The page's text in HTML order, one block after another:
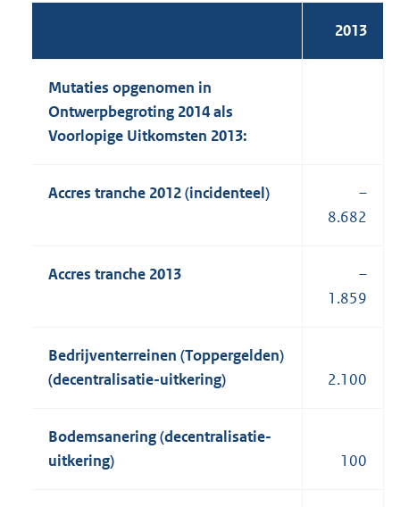
2013
Mutaties opgenomen in
Ontwerpbegroting 2014 als
Voorlopige Uitkomsten 2013:
Accres tranche 2012 (incidenteel)
–
8.682
Accres tranche 2013
–
1.859
Bedrijventerreinen (Toppergelden)
(decentralisatie-uitkering)
2.100
Bodemsanering (decentralisatie-
uitkering)
100